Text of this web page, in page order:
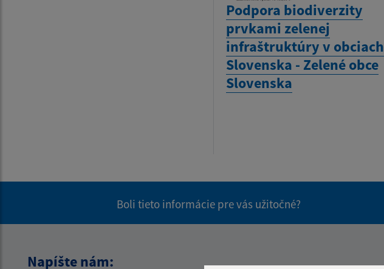
Podpora biodiverzity
prvkami zelenej
infraštruktúry v obciach
Slovenska - Zelené obce
Slovenska
Boli tieto informácie pre vás užitočné?
Napíšte nám: